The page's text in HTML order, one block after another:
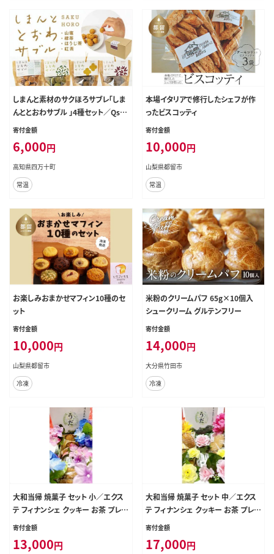
しまんと素材のサクほろサブレ「しま
んととおわサブル 」4種セット／Qst-
01
寄付金額
6,000円
高知県四万十町
常温
本場イタリアで修行したシェフが作
ったビスコッティ
寄付金額
10,000円
山梨県都留市
常温
お楽しみおまかせマフィン10種のセ
ット
寄付金額
10,000円
山梨県都留市
冷凍
米粉のクリームパフ 65g×10個入
シュークリーム グルテンフリー
寄付金額
14,000円
大分県竹田市
冷凍
大和当帰 焼菓子 セット 小／エクス
テ フィナンシェ クッキー お茶 プレ
ゼント お土産 お取り寄せ 奈良県 宇
寄付金額
13,000円
大和当帰 焼菓子 セット 中／エクス
テ フィナンシェ クッキー お茶 プレ
ゼント お土産 お取り寄せ 奈良県 宇
寄付金額
17,000円